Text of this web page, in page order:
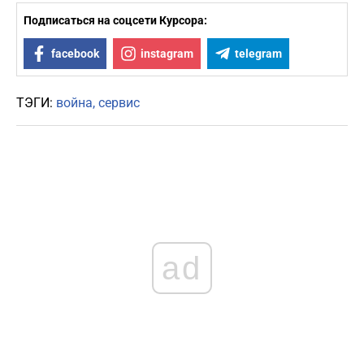
Подписаться на соцсети Курсора:
facebook instagram telegram
ТЭГИ: война сервис
ad